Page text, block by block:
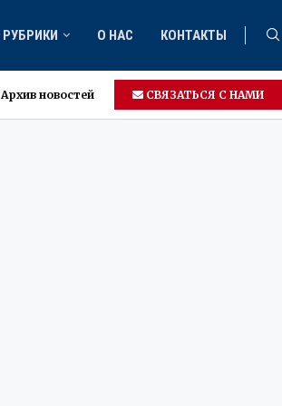
РУБРИКИ О НАС КОНТАКТЫ
Архив новостей СВЯЗАТЬСЯ С НАМИ